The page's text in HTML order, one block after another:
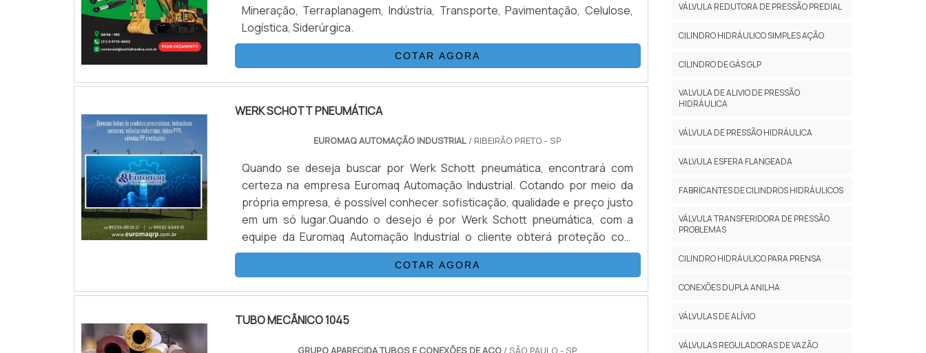
Mineração, Terraplanagem, Indústria, Transporte, Pavimentação, Celulose,
Logística, Siderúrgica.
COTAR AGORA
WERK SCHOTT PNEUMÁTICA
EUROMAQ AUTOMAÇÃO INDUSTRIAL / RIBEIRÃO PRETO - SP
Quando se deseja buscar por Werk Schott pneumática, encontrará com
certeza na empresa Euromaq Automação Industrial. Cotando por meio da
própria empresa, é possível conhecer sofisticação, qualidade e preço justo
em um só lugar.Quando o desejo é por Werk Schott pneumática, com a
equipe da Euromaq Automação Industrial o cliente obterá proteção com
soluções em pneumática, hidráulica e sensores no Brasil.MAIS DETALHES
SOBRE WERK SCHOTT PNEUMÁTICAA Euromaq Automação Industrial foca
seus esforços em produzir uma estrutura para os parceiros com escritório
para atender todas as demandas, tudo para garantir Werk Schott pneumática
COTAR AGORA
TUBO MECÂNICO 1045
GRUPO APARECIDA TUBOS E CONEXÕES DE AÇO / SÃO PAULO - SP
VÁLVULA REDUTORA DE PRESSÃO PREDIAL
CILINDRO HIDRÁULICO SIMPLES AÇÃO
CILINDRO DE GÁS GLP
VALVULA DE ALIVIO DE PRESSÃO
HIDRÁULICA
VÁLVULA DE PRESSÃO HIDRÁULICA
VALVULA ESFERA FLANGEADA
FABRICANTES DE CILINDROS HIDRÁULICOS
VÁLVULA TRANSFERIDORA DE PRESSÃO
PROBLEMAS
CILINDRO HIDRÁULICO PARA PRENSA
CONEXÕES DUPLA ANILHA
VÁLVULAS DE ALÍVIO
VÁLVULAS REGULADORAS DE VAZÃO